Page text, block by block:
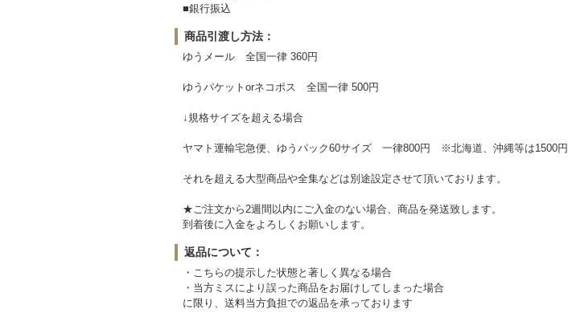
■銀行振込
商品引渡し方法：
ゆうメール 全国一律 360円
ゆうパケットorネコポス 全国一律 500円
↓規格サイズを超える場合
ヤマト運輸宅急便、ゆうパック60サイズ 一律800円 ※北海道、沖縄等は1500円
それを超える大型商品や全集などは別途設定させて頂いております。
★ご注文から2週間以内にご入金のない場合、商品を発送致します。
到着後に入金をよろしくお願いします。
返品について：
・こちらの提示した状態と著しく異なる場合
・当方ミスにより誤った商品をお届けしてしまった場合
に限り、送料当方負担での返品を承っております